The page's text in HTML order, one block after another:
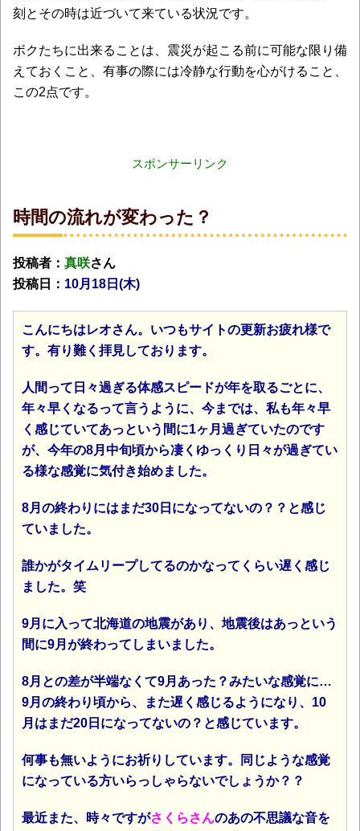
刻とその時は近づいて来ている状況です。
ボクたちに出来ることは、震災が起こる前に可能な限り備
えておくこと、有事の際には冷静な行動を心がけること、
この2点です。
スポンサーリンク
時間の流れが変わった？
投稿者： 真咲さん
投稿日： 10月18日(木)
こんにちはレオさん。いつもサイトの更新お疲れ様で
す。有り難く拝見しております。
人間って日々過ぎる体感スピードが年を取るごとに、
年々早くなるって言うように、今までは、私も年々早
く感じていてあっという間に1ヶ月過ぎていたのです
が、今年の8月中旬頃から凄くゆっくり日々が過ぎてい
る様な感覚に気付き始めました。
8月の終わりにはまだ30日になってないの？？と感じ
ていました。
誰かがタイムリープしてるのかなってくらい遅く感じ
ました。 笑
9月に入って北海道の地震があり、地震後はあっという
間に9月が終わってしまいました。
8月との差が半端なくて9月あった？みたいな感覚に…
9月の終わり頃から、また遅く感じるようになり、10
月はまだ20日になってないの？と感じています。
何事も無いようにお祈りしています。同じような感覚
になっている方いらっしゃらないでしょうか？？
最近また、時々ですがさくらさんのあの不思議な音を